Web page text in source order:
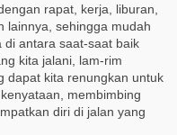
rapat, kerja, liburan,
lainnya, sehingga mudah
di antara saat-saat baik
kita jalani, lam-rim
dapat kita renungkan untuk
membimbing
diri di jalan yang